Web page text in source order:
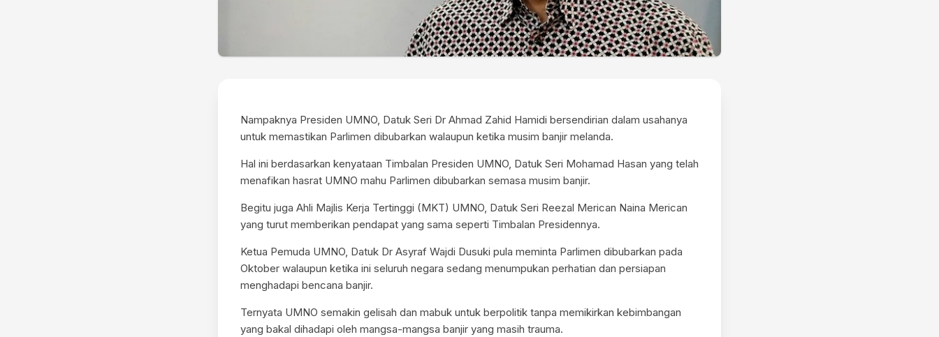
Nampaknya Presiden UMNO, Datuk Seri Dr Ahmad Zahid Hamidi bersendirian dalam usahanya
untuk memastikan Parlimen dibubarkan walaupun ketika musim banjir melanda.
Hal ini berdasarkan kenyataan Timbalan Presiden UMNO, Datuk Seri Mohamad Hasan yang telah
menafikan hasrat UMNO mahu Parlimen dibubarkan semasa musim banjir.
Begitu juga Ahli Majlis Kerja Tertinggi (MKT) UMNO, Datuk Seri Reezal Merican Naina Merican
yang turut memberikan pendapat yang sama seperti Timbalan Presidennya.
Ketua Pemuda UMNO, Datuk Dr Asyraf Wajdi Dusuki pula meminta Parlimen dibubarkan pada
Oktober walaupun ketika ini seluruh negara sedang menumpukan perhatian dan persiapan
menghadapi bencana banjir.
Ternyata UMNO semakin gelisah dan mabuk untuk berpolitik tanpa memikirkan kebimbangan
yang bakal dihadapi oleh mangsa-mangsa banjir yang masih trauma.